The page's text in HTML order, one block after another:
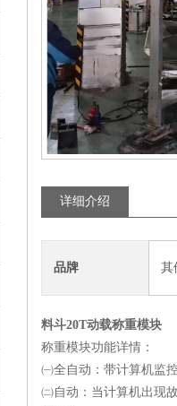
详细介绍
品牌 其
料斗20T动载称重模块
称重模块功能详情：
㈠全自动：带计算机监
㈡自动：当计算机出现